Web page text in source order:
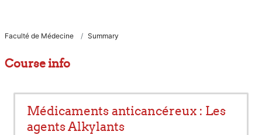
Faculté de Médecine Summary
Course info
Médicaments anticancéreux : Les
agents Alkylants